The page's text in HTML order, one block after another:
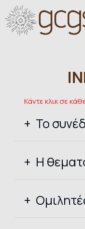
Κάντε κλικ σε
Το
Η